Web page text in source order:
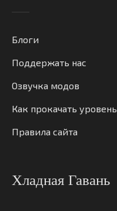
Блоги
Поддержать нас
Озвучка модов
Как прокачать уровень
Правила сайта
Хладная Гавань